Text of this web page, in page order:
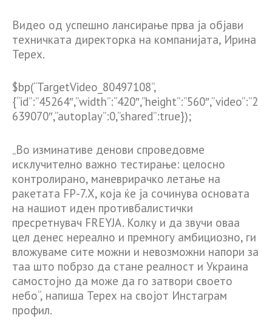
Видео од успешно лансирање прва ја објави
техничката директорка на компанијата, Ирина
Терех.
$bp(“TargetVideo_80497108”,
{“id”:”45264″,”width”:”420″,”height”:”560″,”video”:”2
639070″,”autoplay”:0,”shared”:true});
„Во изминативе денови спроведовме
исклучително важно тестирање: целосно
контролирано, маневрирачко летање на
ракетата FP-7.X, која ќе ја сочинува основата
на нашиот иден противбалистички
пресретнувач FREYJA. Колку и да звучи оваа
цел денес нереално и премногу амбициозно, ги
вложуваме сите можни и невозможни напори за
таа што побрзо да стане реалност и Украина
самостојно да може да го затвори своето
небо“, напиша Терех на својот Инстаграм
профил.